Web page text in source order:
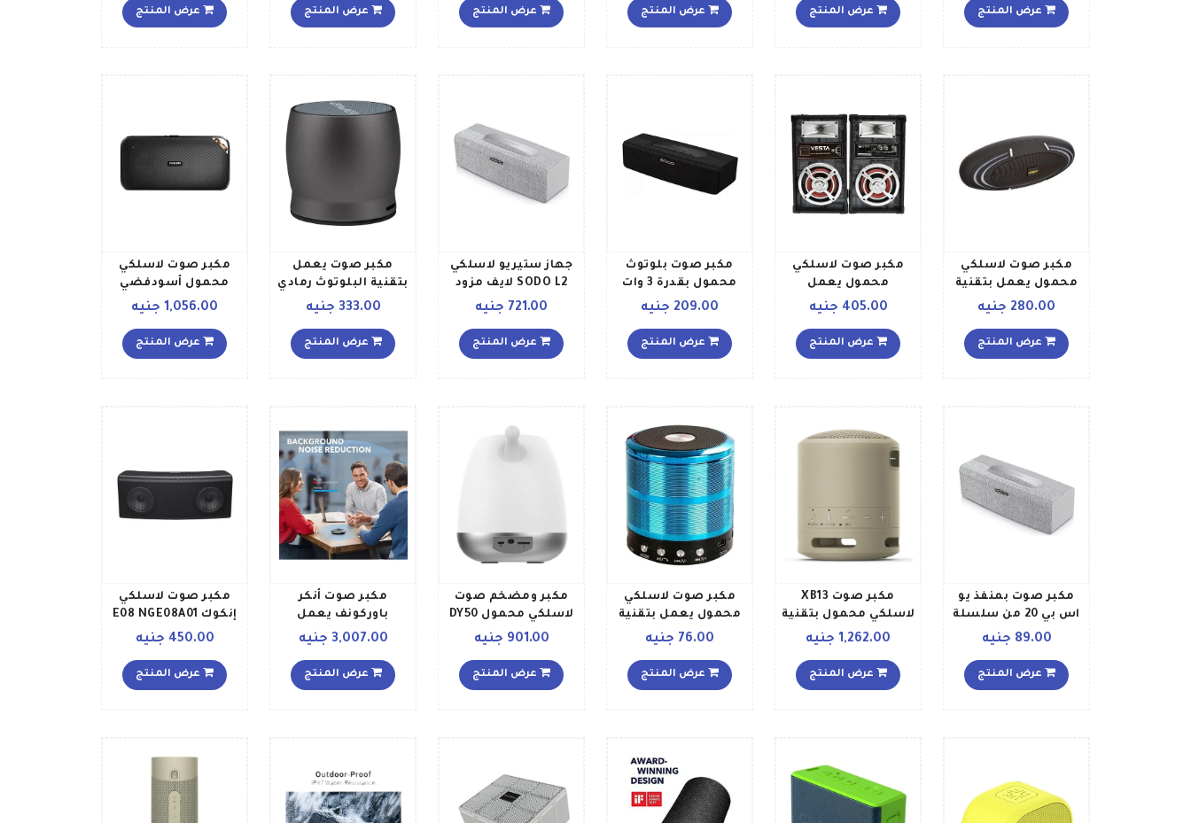
عرض المنتج عرض المنتج عرض المنتج عرض المنتج عرض المنتج عرض المنتج
مكبر صوت لاسلكي
محمول يعمل بتقنية
البلوتوث أسود
280.00 جنيه
عرض المنتج
مكبر صوت لاسلكي
محمول يعمل
بالبلوتوث مع مكبر
تشغيل بطاقة تي اف
405.00 جنيه
عرض المنتج
مكبر صوت بلوتوث
محمول بقدرة 3 وات
أسود
209.00 جنيه
عرض المنتج
جهاز ستيريو لاسلكي
SODO L2 لايف مزود
بتقنية البلوتوث وفتحة
ومنفذ Aux وراديو FM
721.00 جنيه
عرض المنتج
مكبر صوت يعمل
بتقنية البلوتوث رمادي
333.00 جنيه
عرض المنتج
مكبر صوت لاسلكي
محمول أسودفضي
1,056.00 جنيه
عرض المنتج
مكبر صوت بمنفذ يو
اس بي 20 من سلسلة
الصوت HV SK486 R89.00 جنيه
عرض المنتج
مكبر صوت XB13
لاسلكي محمول بتقنية
إكسترا باس بيج
1,262.00 جنيه
عرض المنتج
مكبر صوت لاسلكي
محمول يعمل بتقنية
البلوتوث بتصميم
أسودأزرق
76.00 جنيه
عرض المنتج
مكبر ومضخم صوت
لاسلكي محمول DY50
مع مصباح LED
901.00 جنيه
عرض المنتج
مكبر صوت أنكر
باوركونف يعمل
3,007.00 جنيه
عرض المنتج
مكبر صوت لاسلكي
إنكوك E08 NGE08A01
أسود
450.00 جنيه
عرض المنتج